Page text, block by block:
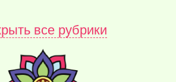
все рубрики